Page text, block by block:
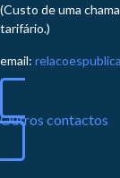
(Custo de uma
tarifário.)
email:
Outros contactos